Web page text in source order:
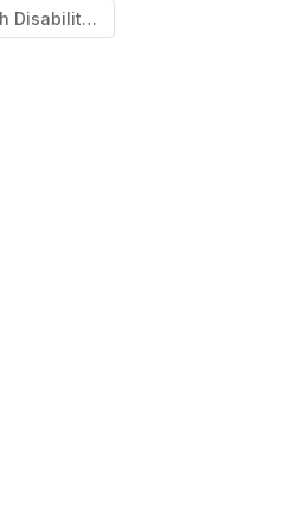
Ramah Disabilitas